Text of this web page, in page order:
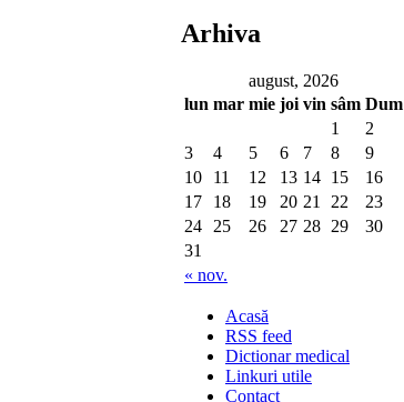
Arhiva
august, 2026
lun mar mie joi vin sâm Dum
« nov.
1
2
3
4 5 6 7 8
9
10
11 12 13 14 15
16
17
18 19 20 21 22
23
24
25 26 27 28 29
30
31
Acasă
RSS feed
Dictionar medical
Linkuri utile
Contact